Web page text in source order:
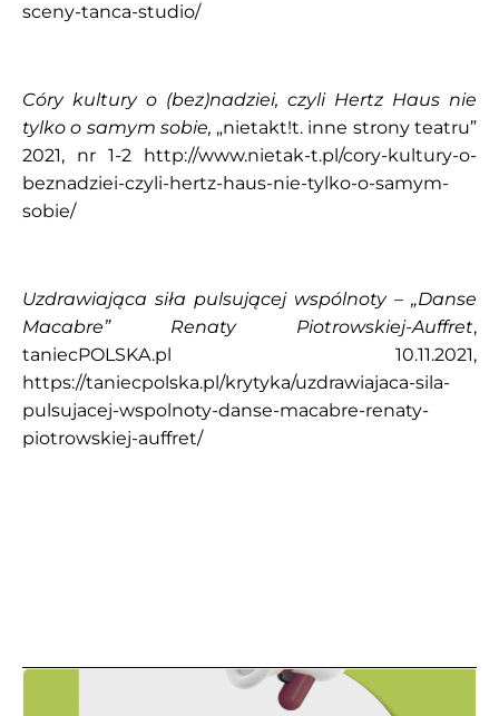
sceny-tanca-studio/
Córy kultury o (bez)nadziei, czyli Hertz Haus nie
tylko o samym sobie, „nietakt!t. inne strony teatru”
2021, nr 1-2
http://www.nietak-t.pl/cory-kultury-o-
beznadziei-czyli-hertz-haus-nie-tylko-o-samym-
sobie/
Uzdrawiająca siła pulsującej wspólnoty – „Danse
Macabre” Renaty Piotrowskiej-Auffret,
taniecPOLSKA.pl 10.11.2021,
https://taniecpolska.pl/krytyka/uzdrawiajaca-sila-
pulsujacej-wspolnoty-danse-macabre-renaty-
piotrowskiej-auffret/